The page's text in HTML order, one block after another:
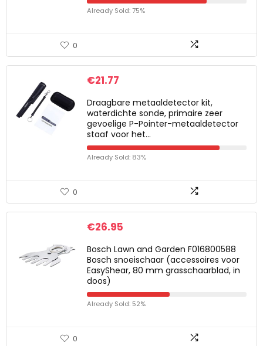
Already Sold: 75%
0
€21.77
Draagbare metaaldetector kit,
waterdichte sonde, primaire zeer
gevoelige P-Pointer-metaaldetector
staaf voor het…
Already Sold: 83%
0
€26.95
Bosch Lawn and Garden F016800588
Bosch snoeischaar (accessoires voor
EasyShear, 80 mm grasschaarblad, in
doos)
Already Sold: 52%
0